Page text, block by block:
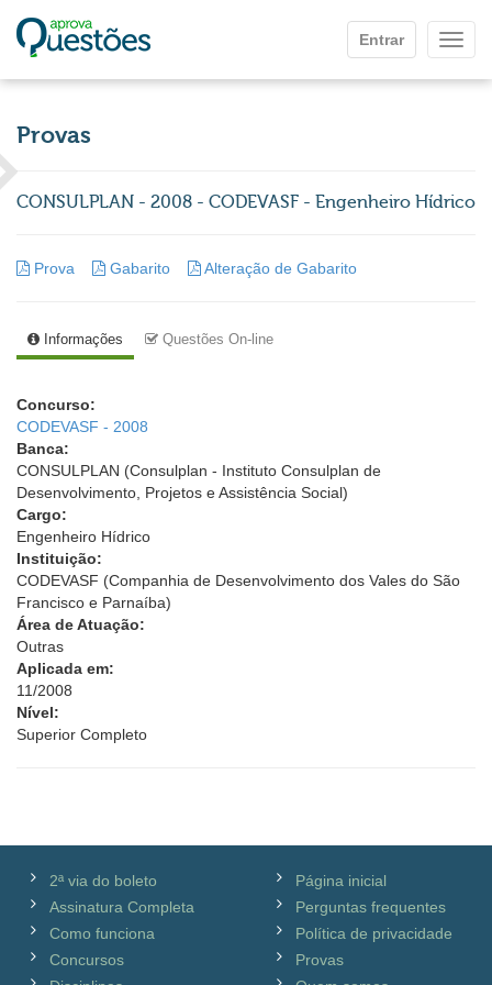
Entrar
Provas
CONSULPLAN - 2008 - CODEVASF - Engenheiro Hídrico
Prova Gabarito Alteração de Gabarito
Informações Questões On-line
Concurso:
CODEVASF - 2008
Banca:
CONSULPLAN (Consulplan - Instituto Consulplan de
Desenvolvimento, Projetos e Assistência Social)
Cargo:
Engenheiro Hídrico
Instituição:
CODEVASF (Companhia de Desenvolvimento dos Vales do São
Francisco e Parnaíba)
Área de Atuação:
Outras
Aplicada em:
11/2008
Nível:
Superior Completo
2ª via do boleto
Assinatura Completa
Como funciona
Concursos
Página inicial
Perguntas frequentes
Política de privacidade
Provas